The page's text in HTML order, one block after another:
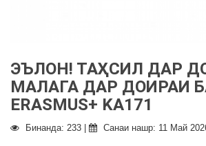
ЭЪЛОН! ТАҲСИЛ ДАР
МАЛАГА ДАР ДОИРАИ
ERASMUS+ KA171
Бинанда: 233 | Санаи нашр: 11 Май